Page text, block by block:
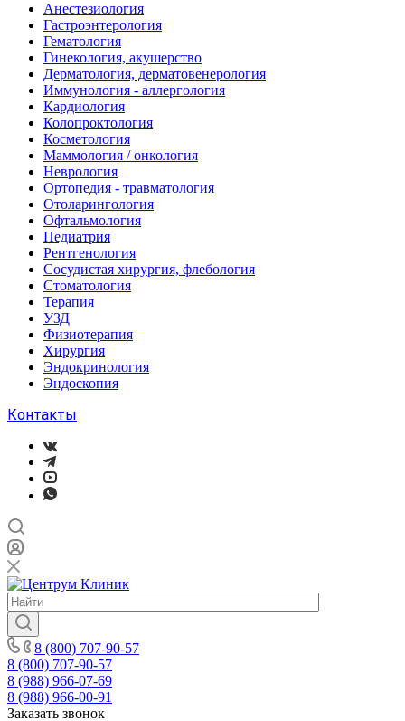
Анестезиология
Гастроэнтерология
Гематология
Гинекология, акушерство
Дерматология, дерматовенерология
Иммунология - аллергология
Кардиология
Колопроктология
Косметология
Маммология / онкология
Неврология
Ортопедия - травматология
Отоларингология
Офтальмология
Педиатрия
Рентгенология
Сосудистая хирургия, флебология
Стоматология
Терапия
УЗД
Физиотерапия
Хирургия
Эндокринология
Эндоскопия
Контакты
8 (800) 707-90-57
8 (800) 707-90-57
8 (988) 966-07-69
8 (988) 966-00-91
Заказать звонок